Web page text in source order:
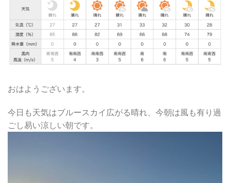
おはようございます。
今日も天気はブルースカイ広がる晴れ、今朝は風も有り過
ごし易い涼しい朝です。